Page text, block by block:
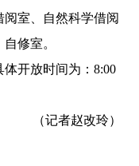
室、自然科学借阅
修室。
开放时间为：8:00
（记者赵改玲）